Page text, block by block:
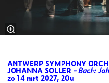
ANTWERP SYMPHONY
JOHANNA SOLLER - Bach:
zo 14 mrt 2027, 20u